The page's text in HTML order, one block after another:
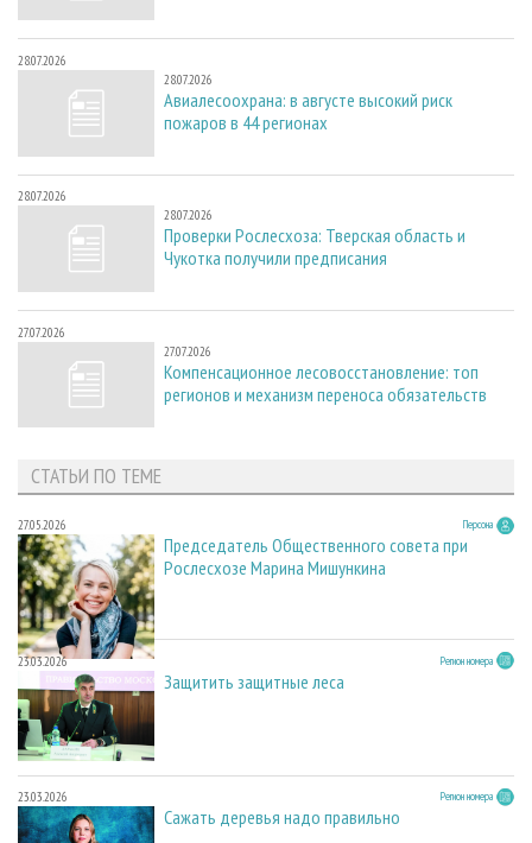
28.07.2026
28.07.2026
Авиалесоохрана: в августе высокий риск
пожаров в 44 регионах
28.07.2026
28.07.2026
Проверки Рослесхоза: Тверская область и
Чукотка получили предписания
27.07.2026
27.07.2026
Компенсационное лесовосстановление: топ
регионов и механизм переноса обязательств
СТАТЬИ ПО ТЕМЕ
27.05.2026 Персона
Председатель Общественного совета при
Рослесхозе Марина Мишункина
23.03.2026 Регион номера
Защитить защитные леса
23.03.2026 Регион номера
Сажать деревья надо правильно